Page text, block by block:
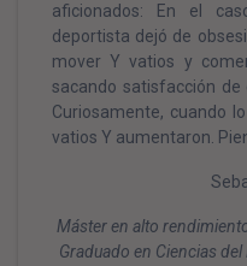
aficionados: En el
deportista dejó de
mover Y vatios y
sacando satisfacción de
Curiosamente, cuando
vatios Y aumentaron.
Máster en alto
Graduado en Ciencias